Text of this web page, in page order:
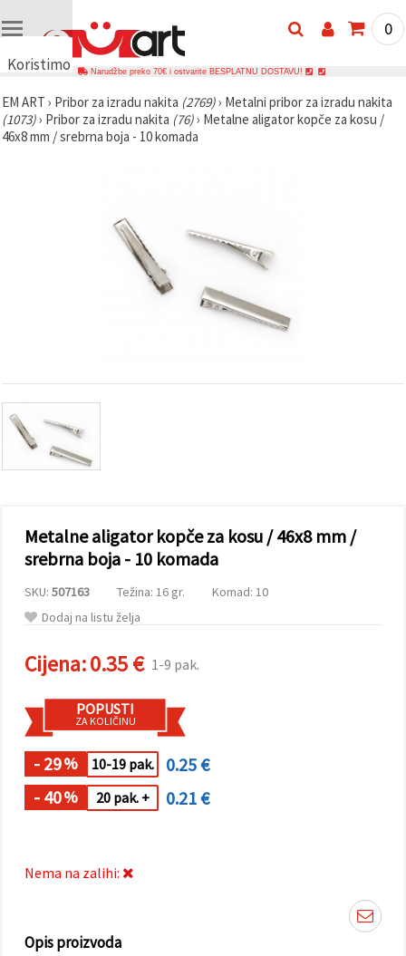
Koristimo
🍪
Koristimo
kolačiće i
prikazivali
sadržaj i
oglase,
uključujući
uz pomoć
naših
Možete
pristati na
korištenje
kolačića
klikom na
"Prihvati
naznačiti
svoje
Postavkama
odabirom
određene
vrste
kolačića i
klikom na
gumb
"Spremi".
sve
0
Narudžbe preko 70€ i ostvarite BESPLATNU DOSTAVU!
EM ART › Pribor za izradu nakita (2769)› Metalni pribor za izradu nakita
(1073)› Pribor za izradu nakita (76)› Metalne aligator kopče za kosu /
46x8 mm / srebrna boja - 10 komada
Metalne aligator kopče za kosu / 46x8 mm /
srebrna boja - 10 komada
SKU: 507163 Težina: 16 gr.
Komad: 10
Dodaj na listu želja
Cijena:0.35 € 1-9 pak.
POPUSTI
ZA KOLIČINU
- 29% 10-19 pak.
0.25 €
- 40% 20 pak. + 0.21 €
Nema na zalihi:
Opis proizvoda